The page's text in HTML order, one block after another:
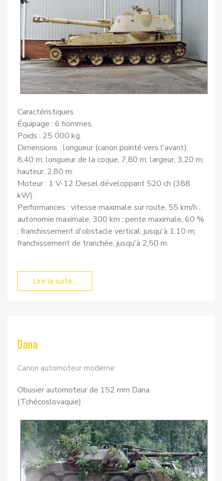
Caractéristiques
Équipage : 6 hommes.
Poids : 25 000 kg.
Dimensions : longueur (canon pointé vers l'avant),
8,40 m; longueur de la coque, 7,80 m; largeur, 3,20 m;
hauteur, 2,80 m.
Moteur : 1 V-12 Diesel développant 520 ch (388
kW).
Performances : vitesse maximale sur route, 55 km/h ;
autonomie maximale, 300 km ; pente maximale, 60 %
; franchissement d'obstacle vertical, jusqu'à 1,10 m;
franchissement de tranchée, jusqu'à 2,50 m.
Lire la suite...
Dana
Canon automoteur moderne
Obusier automoteur de 152 mm Dana
(Tchécoslovaquie)